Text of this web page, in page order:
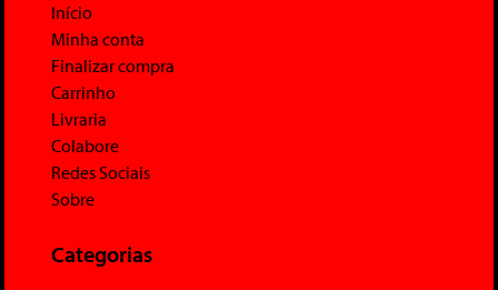
Início
Minha conta
Finalizar compra
Carrinho
Livraria
Colabore
Redes Sociais
Sobre
Categorias